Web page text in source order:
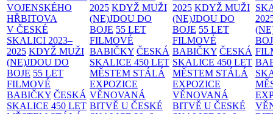
VOJENSKÉHO
HŘBITOVA
V ČESKÉ
SKALICI 2023–
2025 KDYŽ MUŽI
(NE)JDOU DO
BOJE 55 LET
FILMOVÉ
BABIČKY ČESKÁ
SKALICE 450 LET
2025 KDYŽ MUŽI
(NE)JDOU DO
BOJE 55 LET
FILMOVÉ
BABIČKY ČESKÁ
SKALICE 450 LET
MĚSTEM STÁLÁ
EXPOZICE
VĚNOVANÁ
BITVĚ U ČESKÉ
2025 KDYŽ MUŽI
(NE)JDOU DO
BOJE 55 LET
FILMOVÉ
BABIČKY ČESKÁ
SKALICE 450 LET
MĚSTEM STÁLÁ
EXPOZICE
VĚNOVANÁ
BITVĚ U ČESKÉ